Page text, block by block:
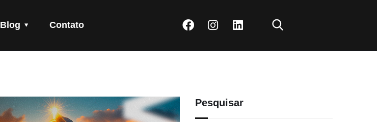
Blog Contato
Pesquisar